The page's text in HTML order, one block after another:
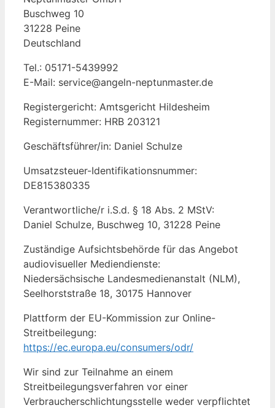
Buschweg 10
31228 Peine
Deutschland
Tel.: 05171-5439992
E-Mail: service@angeln-neptunmaster.de
Registergericht: Amtsgericht Hildesheim
Registernummer: HRB 203121
Geschäftsführer/in: Daniel Schulze
Umsatzsteuer-Identifikationsnummer:
DE815380335
Verantwortliche/r i.S.d. § 18 Abs. 2 MStV:
Daniel Schulze, Buschweg 10, 31228 Peine
Zuständige Aufsichtsbehörde für das Angebot
audiovisueller Mediendienste:
Niedersächsische Landesmedienanstalt (NLM),
Seelhorststraße 18, 30175 Hannover
Plattform der EU-Kommission zur Online-
Streitbeilegung:
https://ec.europa.eu/consumers/odr/
Wir sind zur Teilnahme an einem
Streitbeilegungsverfahren vor einer
Verbraucherschlichtungsstelle weder verpflichtet